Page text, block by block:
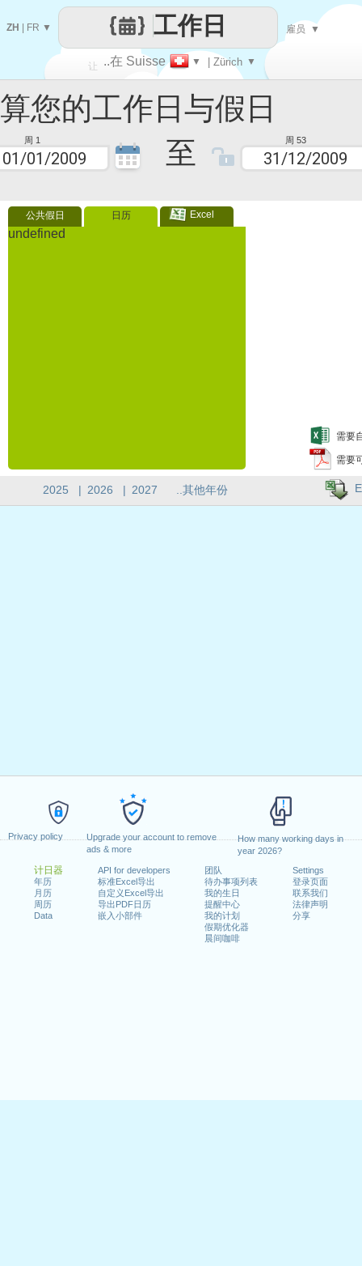
Privacy policy
Upgrade your account to remove
ads & more
How many working days in
year 2026?
计日器
年历
月历
周历
Data
API for developers
标准Excel导出
自定义Excel导出
导出PDF日历
嵌入小部件
团队
待办事项列表
我的生日
提醒中心
我的计划
假期优化器
晨间咖啡
Settings
登录页面
联系我们
法律声明
分享
工作日与假日
周 1 至 周 53
公共假日 日历 Excel
undefined
需要
需要
让
每一天
..在 Suisse ▼ | Zürich ▼
工作日
ZH FR ▼ 雇员 ▼
2025 | 2026 | 2027 ..其他年份